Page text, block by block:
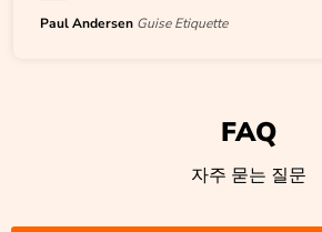
Paul Andersen Guise Etiquette
FAQ
자주 묻는 질문